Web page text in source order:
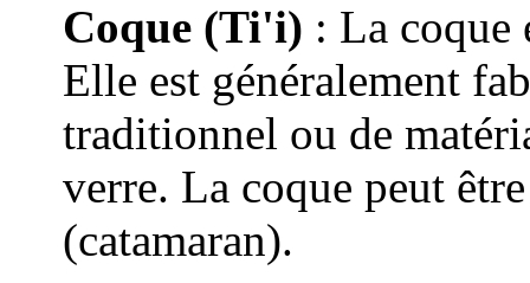
Coque (Ti'i) : La coque
Elle est généralement
traditionnel ou de
verre. La coque peut
(catamaran).